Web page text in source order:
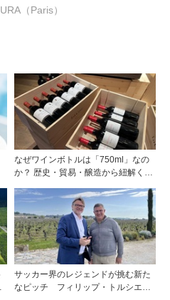
（Paris）
なぜワインボトルは「750ml」なの
か？ 歴史・貿易・醸造から紐解く4
サッカー界のレジェンドが挑む新た
なピッチ フィリップ・トルシエが